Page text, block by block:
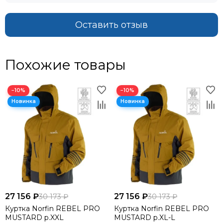
Оставить отзыв
Похожие товары
−10%
27 156 ₽30 173 ₽
Куртка Norfin REBEL PRO
MUSTARD р.XXL
−10%
27 156 ₽30 173 ₽
Куртка Norfin REBEL PRO
MUSTARD р.XL-L